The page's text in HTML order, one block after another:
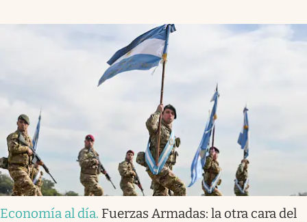
Economía al día. Fuerzas Armadas: la otra cara del